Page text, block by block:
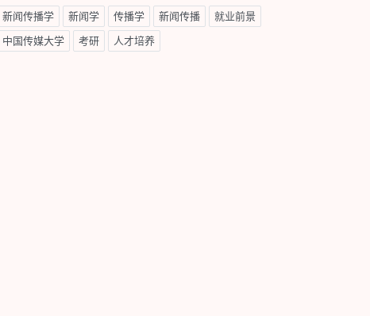
新闻传播学 新闻学 传播学 新闻传播 就业前景
中国传媒大学 考研 人才培养